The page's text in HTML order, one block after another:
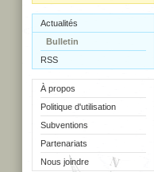
Actualités
Bulletin
RSS
À propos
Politique d'utilisation
Subventions
Partenariats
Nous joindre